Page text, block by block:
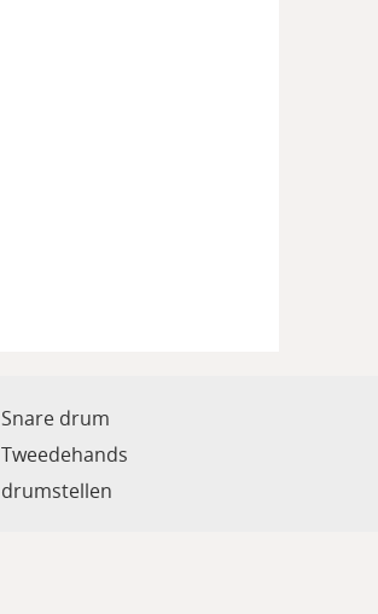
Snare drum
Tweedehands
drumstellen